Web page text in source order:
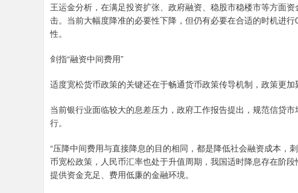
王运金分析，在满足投资扩张、政府融资、稳股市稳楼市等方面
击。当前大幅度降准的必要性下降，但仍有必要在合适的时机进
性。
剑指“融资中间费用”
适度宽松货币政策的关键还在于畅通货币政策传导机制，政策更加
当前银行业面临较大的息差压力，政府工作报告提出，规范信贷
行。
“压降中间费用与直接降息的目的相同，都是降低社会融资成本，
币宽松政策，人民币汇率也处于升值周期，我国适时降息存在阶
提供资金充足、费用低廉的金融环境。